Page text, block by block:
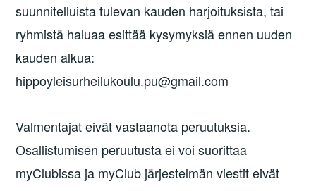
suunnitelluista tulevan kauden harjoituksista, tai
ryhmistä haluaa esittää kysymyksiä ennen uuden
kauden alkua:
hippoyleisurheilukoulu.pu@gmail.com
Valmentajat eivät vastaanota peruutuksia.
Osallistumisen peruutusta ei voi suorittaa
myClubissa ja myClub järjestelmän viestit eivät